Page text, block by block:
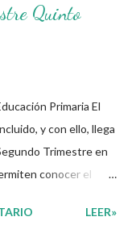
Quinto
Primaria El
y con ello, llega
Trimestre en
conocer el
Lenguajes Saberes y
LEER»